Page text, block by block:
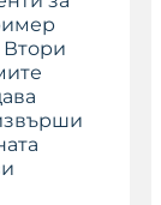
Втори